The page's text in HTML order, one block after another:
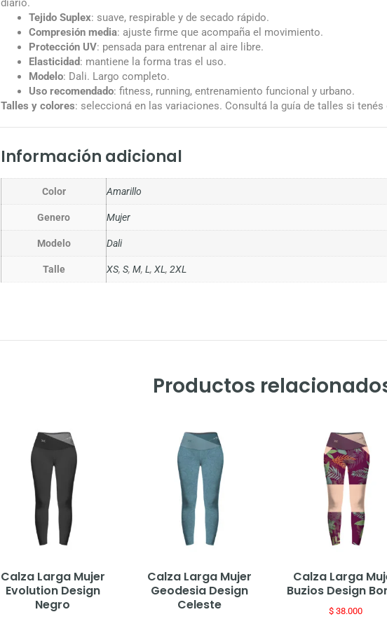
diario.
Tejido Suplex: suave, respirable y de secado rápido.
Compresión media: ajuste firme que acompaña el movimiento.
Protección UV: pensada para entrenar al aire libre.
Elasticidad: mantiene la forma tras el uso.
Modelo: Dali. Largo completo.
Uso recomendado: fitness, running, entrenamiento funcional y urbano.
Talles y colores: seleccioná en las variaciones. Consultá la guía de talles si tenés
Información adicional
Color Amarillo
Genero Mujer
Modelo Dali
Talle XS, S, M, L, XL, 2XL
Productos
Calza Larga Mujer
Evolution Design
Negro
Calza Larga Mujer
Geodesia Design
Celeste
Calza Larga
Buzios Design
$38.000